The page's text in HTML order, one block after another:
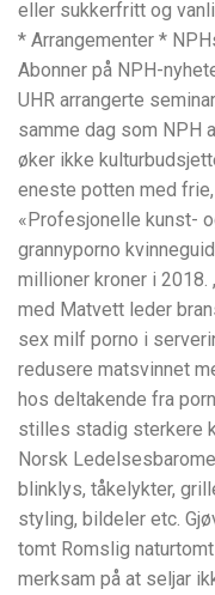
eller sukkerfritt og
* Arrangementer *
Abonner på NPH-
UHR arrangerte
samme dag som NPH
øker ikke
eneste potten med
«Profesjonelle kunst-
grannyporno
millioner kroner i 2018.
med Matvett leder
sex milf porno i
redusere matsvinnet
hos deltakende fra
stilles stadig sterkere
Norsk
blinklys, tåkelykter,
styling, bildeler etc.
tomt Romslig
merksam på at seljar